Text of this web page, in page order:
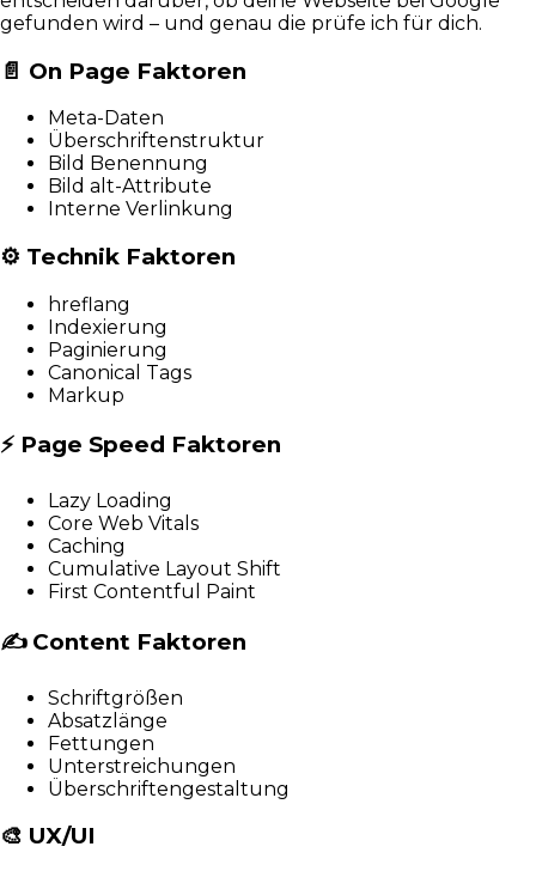
gefunden wird – und genau die prüfe ich für dich.
📄 On Page Faktoren
Meta-Daten
Überschriftenstruktur
Bild Benennung
Bild alt-Attribute
Interne Verlinkung
⚙️ Technik Faktoren
hreflang
Indexierung
Paginierung
Canonical Tags
Markup
⚡ Page Speed Faktoren
Lazy Loading
Core Web Vitals
Caching
Cumulative Layout Shift
First Contentful Paint
✍️Content Faktoren
Schriftgrößen
Absatzlänge
Fettungen
Unterstreichungen
Überschriftengestaltung
🎨 UX/UI